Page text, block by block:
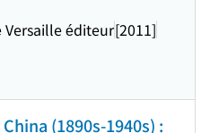
Versaille éditeur[2011]
(1890s-1940s) :